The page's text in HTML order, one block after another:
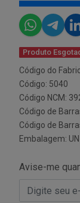
Produto
Código do
Código: 5040
Código NCM:
Código de
Código de
Embalagem: UN
Avise-me